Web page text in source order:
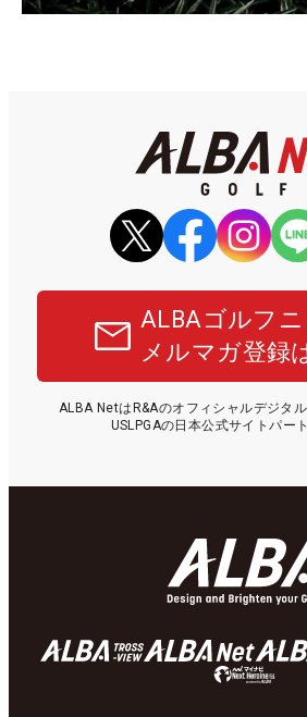
ALBAゴルフ
メルマガ登録
ALBA NetはR&Aのオフィシャルデジタ
USLPGAの日本公式サイトパー